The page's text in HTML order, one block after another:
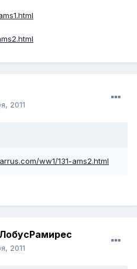
2011
ww1/131-ams2.html
2011